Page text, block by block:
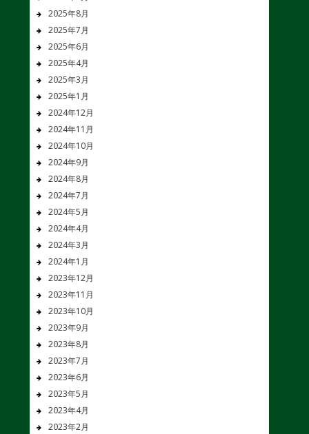
2025年8月
2025年7月
2025年6月
2025年4月
2025年3月
2025年1月
2024年12月
2024年11月
2024年10月
2024年9月
2024年8月
2024年7月
2024年5月
2024年4月
2024年3月
2024年1月
2023年12月
2023年11月
2023年10月
2023年9月
2023年8月
2023年7月
2023年6月
2023年5月
2023年4月
2023年2月